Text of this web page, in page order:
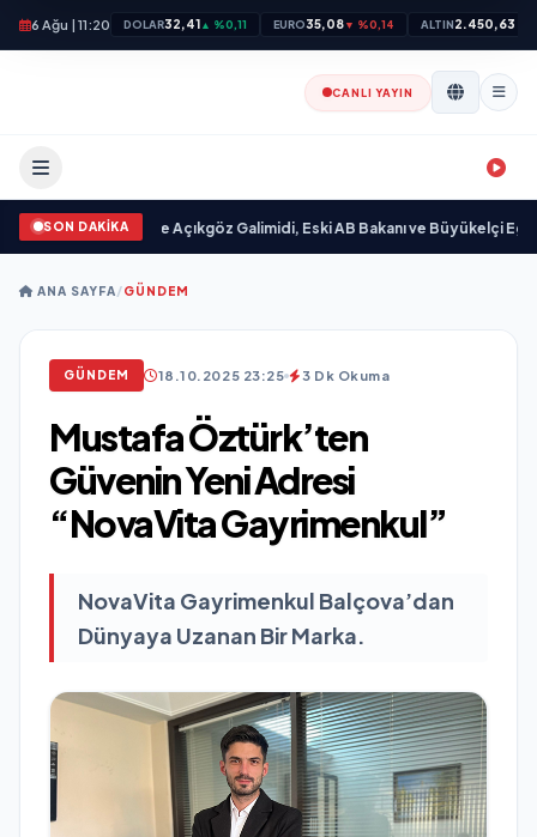
6 Ağu | 11:20 DOLAR32,41▲ %0,11 EURO35,08▼ %0,14 ALTIN2.450,63
CANLI YAYIN
SON DAKİKA
•Ali Emre Açıkgöz Galimidi, Eski AB Bakanı ve Büyükelçi Egemen
ANA SAYFA/GÜNDEM
GÜNDEM 18.10.2025 23:25 3 Dk Okuma
Mustafa Öztürk’ten
Güvenin Yeni Adresi
“NovaVita Gayrimenkul”
NovaVita Gayrimenkul Balçova’dan
Dünyaya Uzanan Bir Marka.